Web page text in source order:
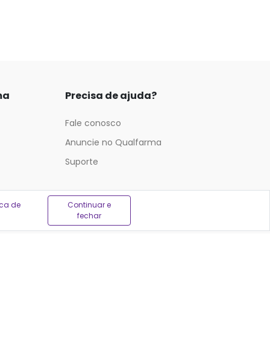
Precisa de ajuda?
Fale conosco
Anuncie no Qualfarma
Suporte
de
Continuar e
fechar